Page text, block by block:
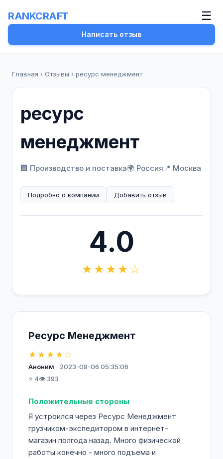
RANKCRAFT ☰
Написать отзыв
Главная › Отзывы › ресурс менеджмент
ресурс
менеджмент
🏢 Производство и поставка🌍 Россия📍 Москва
Подробно о компании Добавить отзыв
4.0
★★★★☆
Ресурс Менеджмент
★★★★☆
Аноним
2023-09-06 05:35:06
⭐ 4👁️ 393
Положительные стороны
Я устроился через Ресурс Менеджмент
грузчиком-экспедитором в интернет-
магазин полгода назад. Много физической
работы конечно - много подъема и